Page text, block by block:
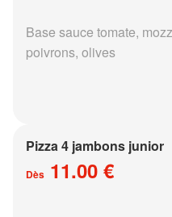
Base sauce tomate,
poivrons, olives
Pizza 4 jambons junior
Dès 11.00 €